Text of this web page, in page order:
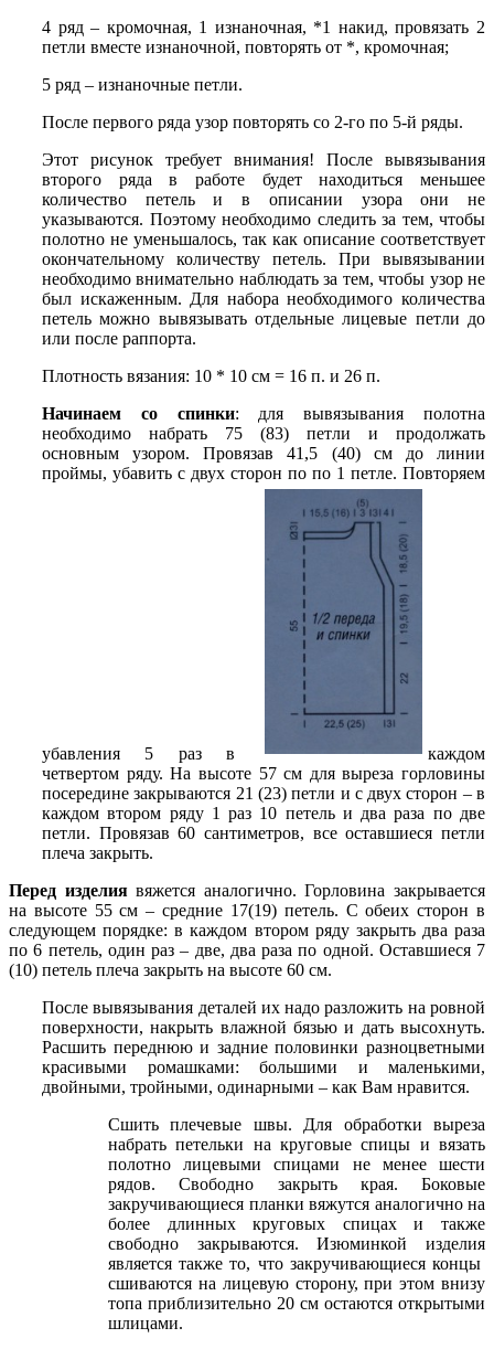
4 ряд – кромочная, 1 изнаночная, *1 накид, провязать 2
петли вместе изнаночной, повторять от *, кромочная;
5 ряд – изнаночные петли.
После первого ряда узор повторять со 2-го по 5-й ряды.
Этот рисунок требует внимания! После вывязывания
второго ряда в работе будет находиться меньшее
количество петель и в описании узора они не
указываются. Поэтому необходимо следить за тем, чтобы
полотно не уменьшалось, так как описание соответствует
окончательному количеству петель. При вывязывании
необходимо внимательно наблюдать за тем, чтобы узор не
был искаженным. Для набора необходимого количества
петель можно вывязывать отдельные лицевые петли до
или после раппорта.
Плотность вязания: 10 * 10 см = 16 п. и 26 п.
Начинаем со спинки: для вывязывания полотна
необходимо набрать 75 (83) петли и продолжать
основным узором. Провязав 41,5 (40) см до линии
проймы, убавить с двух сторон по по 1 петле. Повторяем
убавления 5 раз в
каждом
четвертом ряду. На высоте 57 см для выреза горловины
посередине закрываются 21 (23) петли и с двух сторон – в
каждом втором ряду 1 раз 10 петель и два раза по две
петли. Провязав 60 сантиметров, все оставшиеся петли
плеча закрыть.
Перед изделиявяжется аналогично. Горловина закрывается
на высоте 55 см – средние 17(19) петель. С обеих сторон в
следующем порядке: в каждом втором ряду закрыть два раза
по 6 петель, один раз – две, два раза по одной. Оставшиеся 7
(10) петель плеча закрыть на высоте 60 см.
После вывязывания деталей их надо разложить на ровной
поверхности, накрыть влажной бязью и дать высохнуть.
Расшить переднюю и задние половинки разноцветными
красивыми ромашками: большими и маленькими,
двойными, тройными, одинарными – как Вам нравится.
Сшить плечевые швы. Для обработки выреза
набрать петельки на круговые спицы и вязать
полотно лицевыми спицами не менее шести
рядов. Свободно закрыть края. Боковые
закручивающиеся планки вяжутся аналогично на
более длинных круговых спицах и также
свободно закрываются. Изюминкой изделия
является также то, что закручивающиеся концы
сшиваются на лицевую сторону, при этом внизу
топа приблизительно 20 см остаются открытыми
шлицами.